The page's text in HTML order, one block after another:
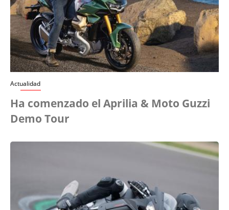
Actualidad
Ha comenzado el Aprilia & Moto Guzzi
Demo Tour